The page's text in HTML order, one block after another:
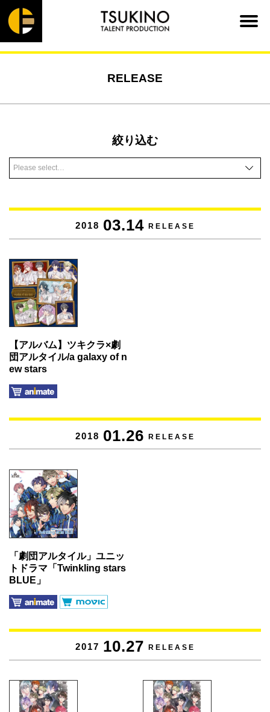
RELEASE
絞り込む
2018 03.14 RELEASE
【アルバム】ツキクラ×劇
団アルタイル/a galaxy of n
ew stars
2018 01.26 RELEASE
「劇団アルタイル」ユニッ
トドラマ「Twinkling stars
BLUE」
2017 10.27 RELEASE